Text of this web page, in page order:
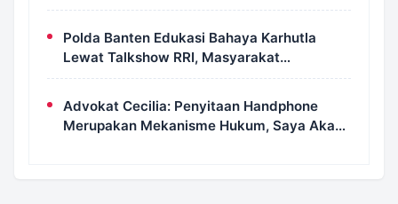
Bahu Jalan Langsung Ditertibkan
Polda Banten Edukasi Bahaya Karhutla
Lewat Talkshow RRI, Masyarakat
Diingatkan Ancaman Pidana Pembakaran
Advokat Cecilia: Penyitaan Handphone
Merupakan Mekanisme Hukum, Saya Akan